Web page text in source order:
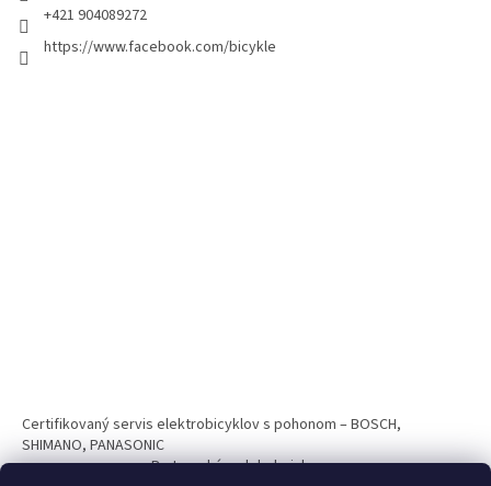
+421 904089272
https://www.facebook.com/bicykle
Certifikovaný servis elektrobicyklov s pohonom – BOSCH,
SHIMANO, PANASONIC
Partnerský web hokejshop.eu